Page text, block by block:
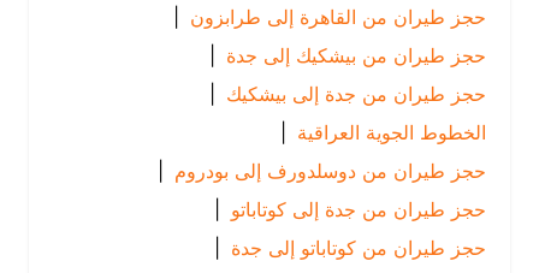
حجز طيران من القاهرة إلى طرابزون |
حجز طيران من بيشكيك إلى جدة
حجز طيران من جدة إلى بيشكيك |
الخطوط الجوية العراقية
حجز طيران من دوسلدورف إلى بودروم |
حجز طيران من جدة إلى كوتاباتو |
حجز طيران من كوتاباتو إلى جدة